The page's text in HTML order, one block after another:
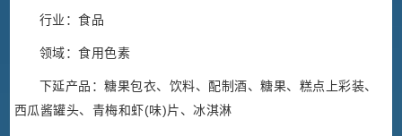
行业：食品
领域：食用色素
下延产品：糖果包衣、饮料、配制酒、糖果、糕点上彩装、
西瓜酱罐头、青梅和虾(味)片、冰淇淋